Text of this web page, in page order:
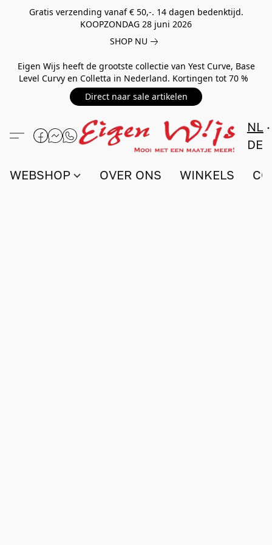
Gratis verzending vanaf € 50,-. 14 dagen bedenktijd.
KOOPZONDAG 28 juni 2026
SHOP NU
Eigen Wijs heeft de grootste collectie van Yest Curve, Base
Level Curvy en Colletta in Nederland. Kortingen tot 70 %
Direct naar sale artikelen
NL
DE
WEBSHOP OVER ONS WINKELS